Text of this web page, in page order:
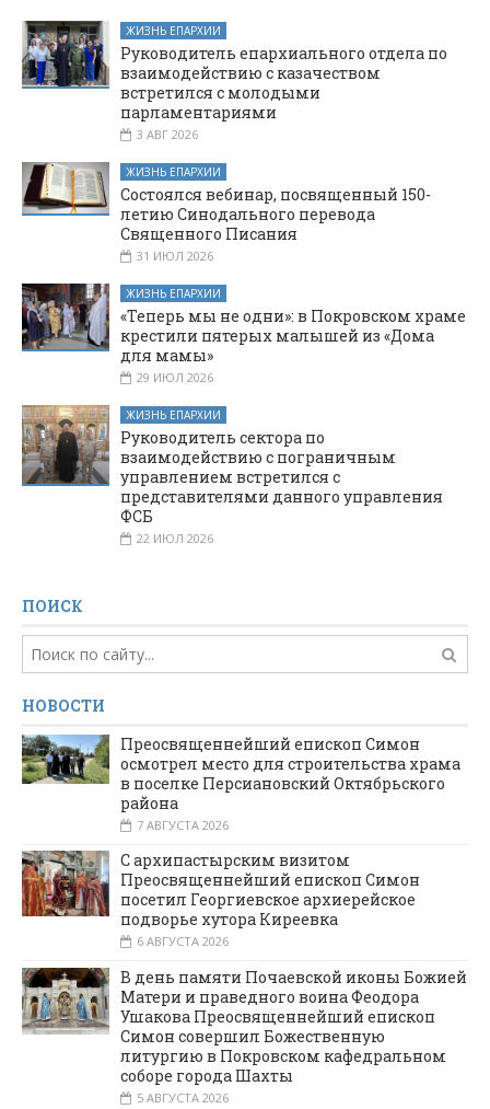
ЖИЗНЬ ЕПАРХИИ
Руководитель епархиального отдела по
взаимодействию с казачеством
встретился с молодыми
парламентариями
3 АВГ 2026
ЖИЗНЬ ЕПАРХИИ
Состоялся вебинар, посвященный 150-
летию Синодального перевода
Священного Писания
31 ИЮЛ 2026
ЖИЗНЬ ЕПАРХИИ
«Теперь мы не одни»: в Покровском храме
крестили пятерых малышей из «Дома
для мамы»
29 ИЮЛ 2026
ЖИЗНЬ ЕПАРХИИ
Руководитель сектора по
взаимодействию с пограничным
управлением встретился с
представителями данного управления
ФСБ
22 ИЮЛ 2026
ПОИСК
НОВОСТИ
Преосвященнейший епископ Симон
осмотрел место для строительства храма
в поселке Персиановский Октябрьского
района
7 АВГУСТА 2026
С архипастырским визитом
Преосвященнейший епископ Симон
посетил Георгиевское архиерейское
подворье хутора Киреевка
6 АВГУСТА 2026
В день памяти Почаевской иконы Божией
Матери и праведного воина Феодора
Ушакова Преосвященнейший епископ
Симон совершил Божественную
литургию в Покровском кафедральном
соборе города Шахты
5 АВГУСТА 2026